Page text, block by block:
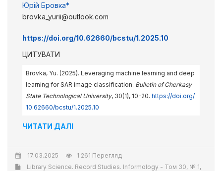
Юрій Бровка*
brovka_yurii@outlook.com
https://doi.org/10.62660/bcstu/1.2025.10
ЦИТУВАТИ
Brovka, Yu. (2025). Leveraging machine learning and deep
learning for SAR image classification. Bulletin of Cherkasy
State Technological University, 30(1), 10-20. https://doi.org/
10.62660/bcstu/1.2025.10
ЧИТАТИ ДАЛІ
17.03.2025
1 261 Перегляд
Library Science. Record Studies. Informology - Том 30, № 1,